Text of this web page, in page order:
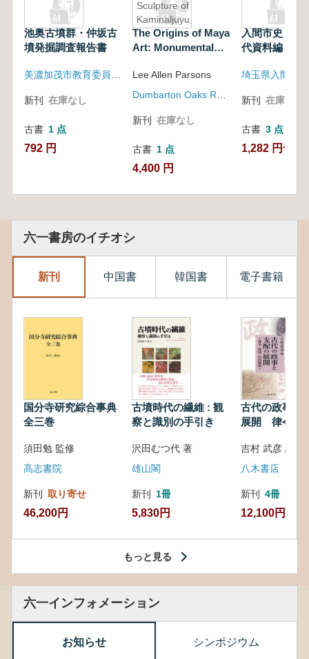
池奥古墳群・仲坂古
墳発掘調査報告書
新刊 在庫なし
古書 1 点
792 円
Sculpture of
Kaminaljuyu,
Guatemala,
and the
Pacific
グアテマ
ルジュユと
南太平洋海
岸の石碑彫
The Origins of Maya
Art: Monumental
Kaminaljuyu,
Guatemala, and the
Coast (マヤ芸術の起
ミナルジュユと南太
平洋海岸の石碑彫刻)
Lee Allen Parsons
新刊 在庫なし
古書 1 点
4,400 円
入間市史 原
代資料編
埼玉県入間市
新刊 在庫なし
古書 3 点
1,282 円~
六一書房のイチオシ
新刊 中国書 韓国書 電子書籍
国分寺研究綜合事典
全三巻
須田勉 監修
高志書院
新刊 取り寄せ
46,200円
古墳時代の繊維 : 観
察と識別の手引き
沢田むつ代 著
雄山閣
新刊 1冊
5,830円
古代の政事と
展開 律令・
吉村 武彦 編集
八木書店
新刊 4冊
12,100円
もっと見る
六一インフォメーション
お知らせ シンポジウム